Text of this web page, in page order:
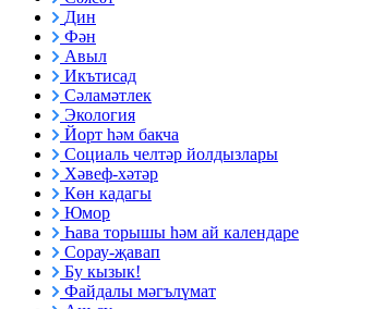
Дин
Фән
Авыл
Икътисад
Сәламәтлек
Экология
Йорт һәм бакча
Социаль челтәр йолдызлары
Хәвеф-хәтәр
Көн кадагы
Юмор
Һава торышы һәм ай календаре
Сорау-җавап
Бу кызык!
Файдалы мәгълүмат